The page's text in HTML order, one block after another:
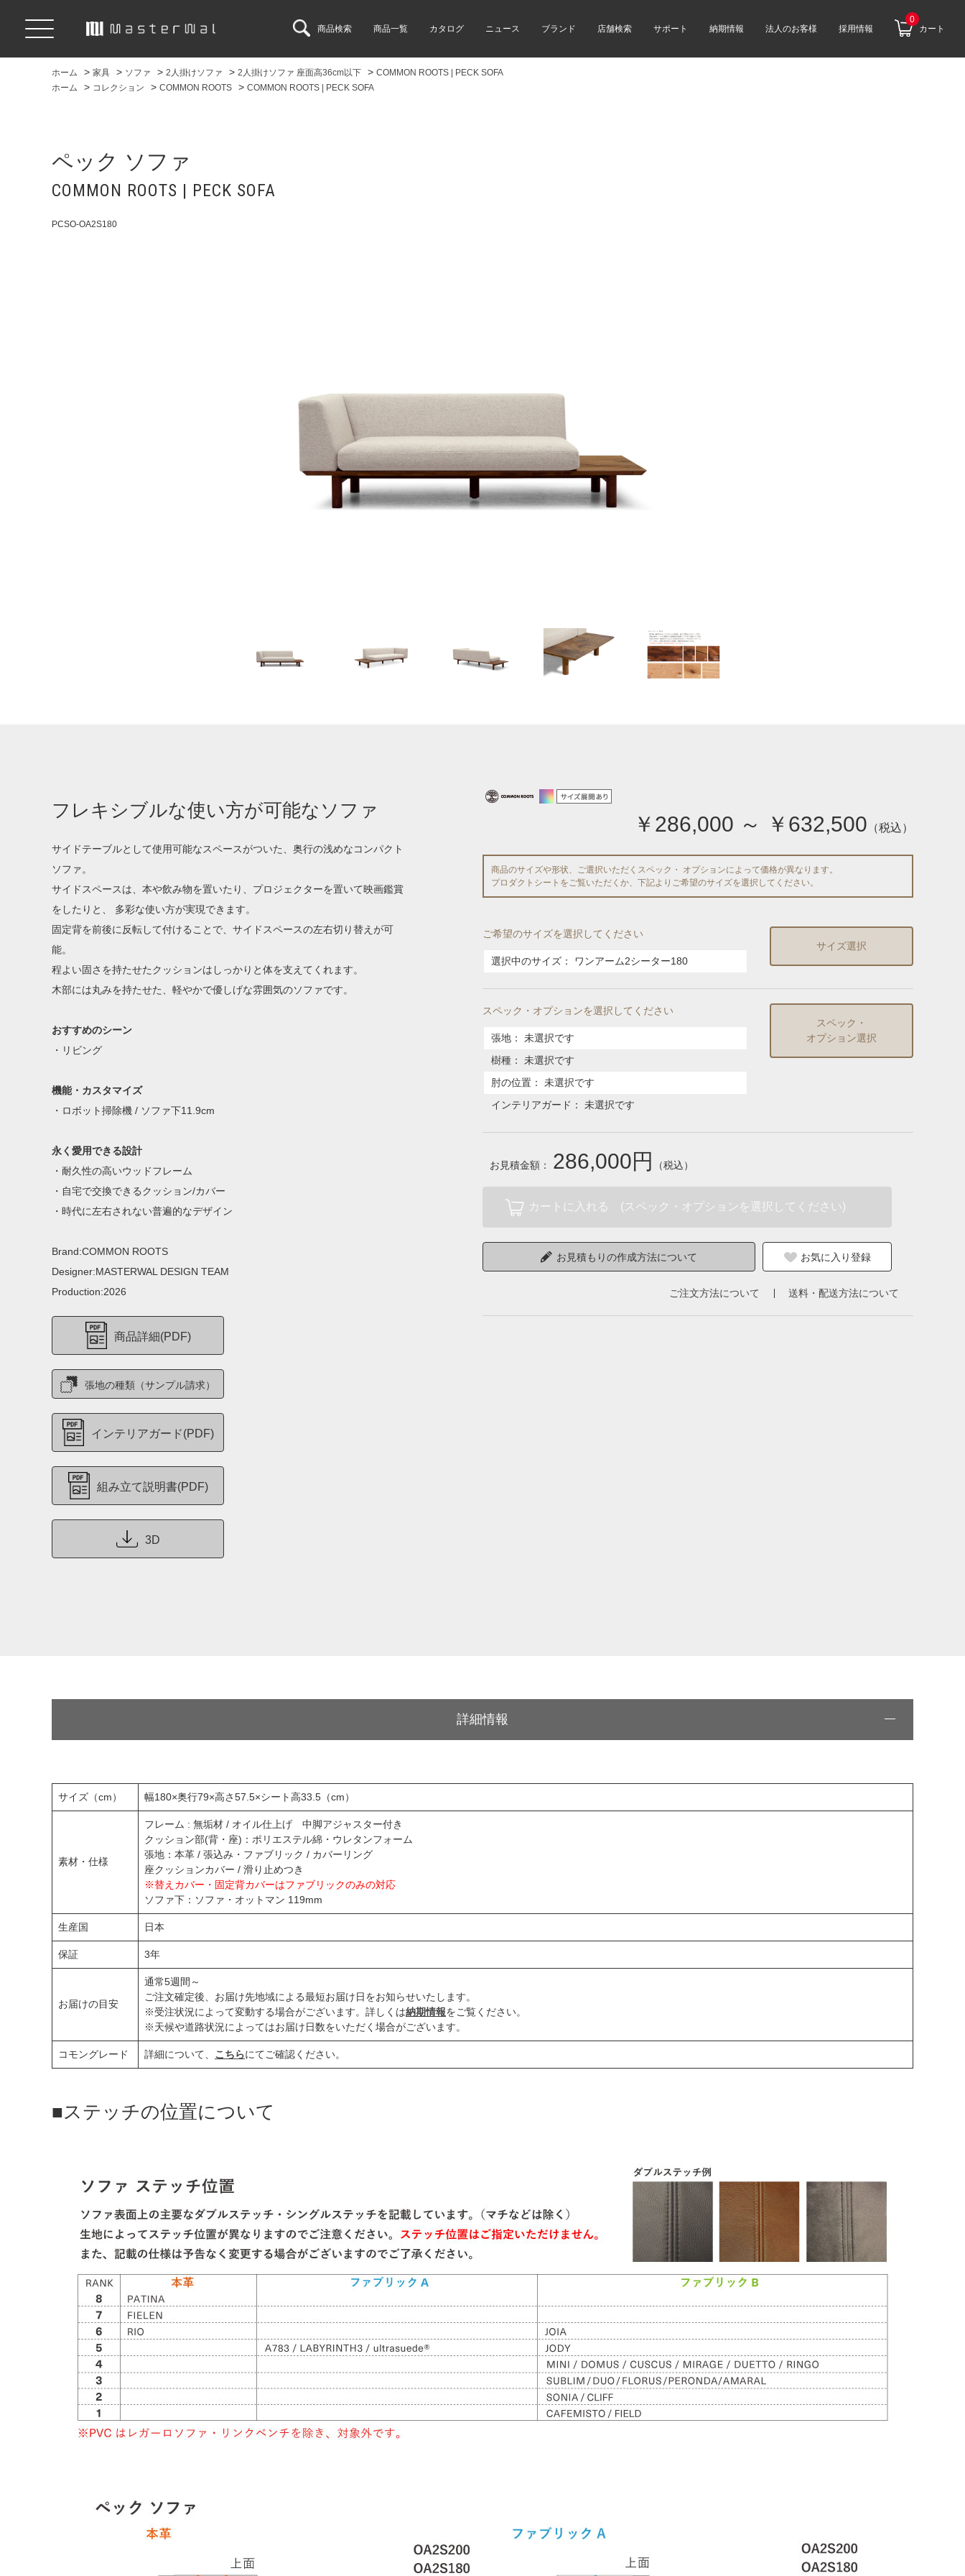
商品検索 商品一覧 カタログ ニュース ブランド 店舗検索 サポート 納期情報 法人のお客様 採用情報
0
カート
ホーム > 家具 > ソファ > 2人掛けソファ > 2人掛けソファ 座面高36cm以下 > COMMON ROOTS | PECK SOFA
ホーム
> コレクション > COMMON ROOTS > COMMON ROOTS | PECK SOFA
ペック ソファ
COMMON ROOTS | PECK SOFA
PCSO-OA2S180
フレキシブルな使い方が可能なソファ
サイドテーブルとして使用可能なスペースがついた、奥行の浅めなコンパクト
ソファ。
サイドスペースは、本や飲み物を置いたり、プロジェクターを置いて映画鑑賞
をしたりと、 多彩な使い方が実現できます。
固定背を前後に反転して付けることで、サイドスペースの左右切り替えが可
能。
程よい固さを持たせたクッションはしっかりと体を支えてくれます。
木部には丸みを持たせた、軽やかで優しげな雰囲気のソファです。
おすすめのシーン
・リビング
機能・カスタマイズ
・ロボット掃除機 / ソファ下11.9cm
永く愛用できる設計
・耐久性の高いウッドフレーム
・自宅で交換できるクッション/カバー
・時代に左右されない普遍的なデザイン
Brand:COMMON ROOTS
Designer:MASTERWAL DESIGN TEAM
Production:2026
商品詳細(PDF)
張地の種類（サンプル請求）
インテリアガード(PDF)
組み立て説明書(PDF)
3D
￥286,000 ～ ￥632,500 （税込）
商品のサイズや形状、ご選択いただくスペック・ オプションによって価格が異なります。
プロダクトシートをご覧いただくか、下記よりご希望のサイズを選択してください。
ご希望のサイズを選択してください
選択中のサイズ： ワンアーム2シーター180
サイズ選択
スペック・オプションを選択してください
張地 ：
未選択です
樹種 ：
未選択です
肘の位置 ：
未選択です
インテリアガード ： 未選択です
スペック・
オプション選択
お見積金額： 286,000円 （税込）
カートに入れる (スペック・オプションを選択してください)
お見積もりの作成方法について お気に入り登録
ご注文方法について 送料・配送方法について
詳細情報
サイズ（cm） 幅180×奥行79×高さ57.5×シート高33.5（cm）
素材・仕様
フレーム : 無垢材 / オイル仕上げ 中脚アジャスター付き
クッション部(背・座)：ポリエステル綿・ウレタンフォーム
張地：本革 / 張込み・ファブリック / カバーリング
座クッションカバー / 滑り止めつき
※替えカバー・固定背カバーはファブリックのみの対応
ソファ下：ソファ・オットマン 119mm
生産国 日本
保証 3年
お届けの目安
通常5週間～
ご注文確定後、お届け先地域による最短お届け日をお知らせいたします。
※受注状況によって変動する場合がございます。詳しくは納期情報をご覧ください。
※天候や道路状況によってはお届け日数をいただく場合がございます。
コモングレード 詳細について、 こちらにてご確認ください。
■ステッチの位置について